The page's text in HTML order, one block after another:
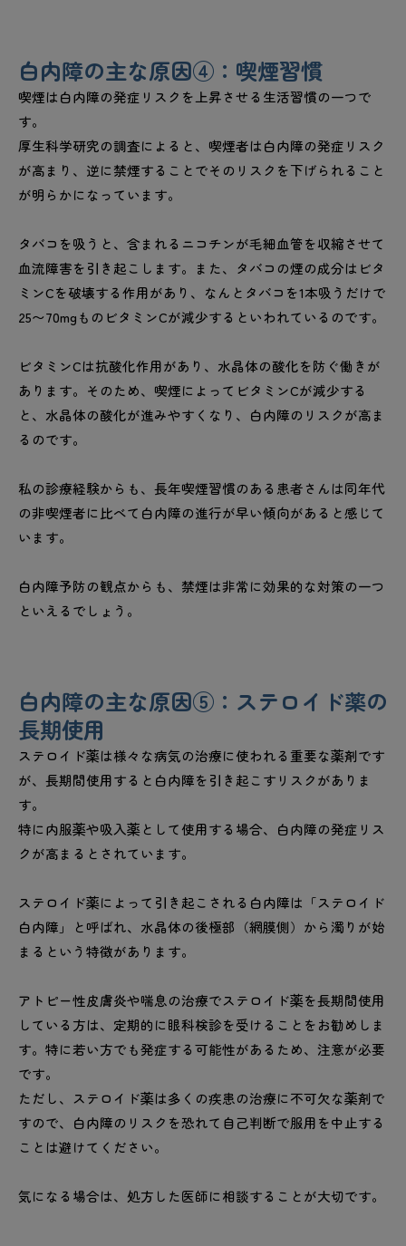
白内障の主な原因④：喫煙習慣
喫煙は白内障の発症リスクを上昇させる生活習慣の一つで
す。
厚生科学研究の調査によると、喫煙者は白内障の発症リスク
が高まり、逆に禁煙することでそのリスクを下げられること
が明らかになっています。
タバコを吸うと、含まれるニコチンが毛細血管を収縮させて
血流障害を引き起こします。また、タバコの煙の成分はビタ
ミンCを破壊する作用があり、なんとタバコを1本吸うだけで
25〜70mgものビタミンCが減少するといわれているのです。
ビタミンCは抗酸化作用があり、水晶体の酸化を防ぐ働きが
あります。そのため、喫煙によってビタミンCが減少する
と、水晶体の酸化が進みやすくなり、白内障のリスクが高ま
るのです。
私の診療経験からも、長年喫煙習慣のある患者さんは同年代
の非喫煙者に比べて白内障の進行が早い傾向があると感じて
います。
白内障予防の観点からも、禁煙は非常に効果的な対策の一つ
といえるでしょう。
白内障の主な原因⑤：ステロイド薬の
長期使用
ステロイド薬は様々な病気の治療に使われる重要な薬剤です
が、長期間使用すると白内障を引き起こすリスクがありま
す。
特に内服薬や吸入薬として使用する場合、白内障の発症リス
クが高まるとされています。
ステロイド薬によって引き起こされる白内障は「ステロイド
白内障」と呼ばれ、水晶体の後極部（網膜側）から濁りが始
まるという特徴があります。
アトピー性皮膚炎や喘息の治療でステロイド薬を長期間使用
している方は、定期的に眼科検診を受けることをお勧めしま
す。特に若い方でも発症する可能性があるため、注意が必要
です。
ただし、ステロイド薬は多くの疾患の治療に不可欠な薬剤で
すので、白内障のリスクを恐れて自己判断で服用を中止する
ことは避けてください。
気になる場合は、処方した医師に相談することが大切です。